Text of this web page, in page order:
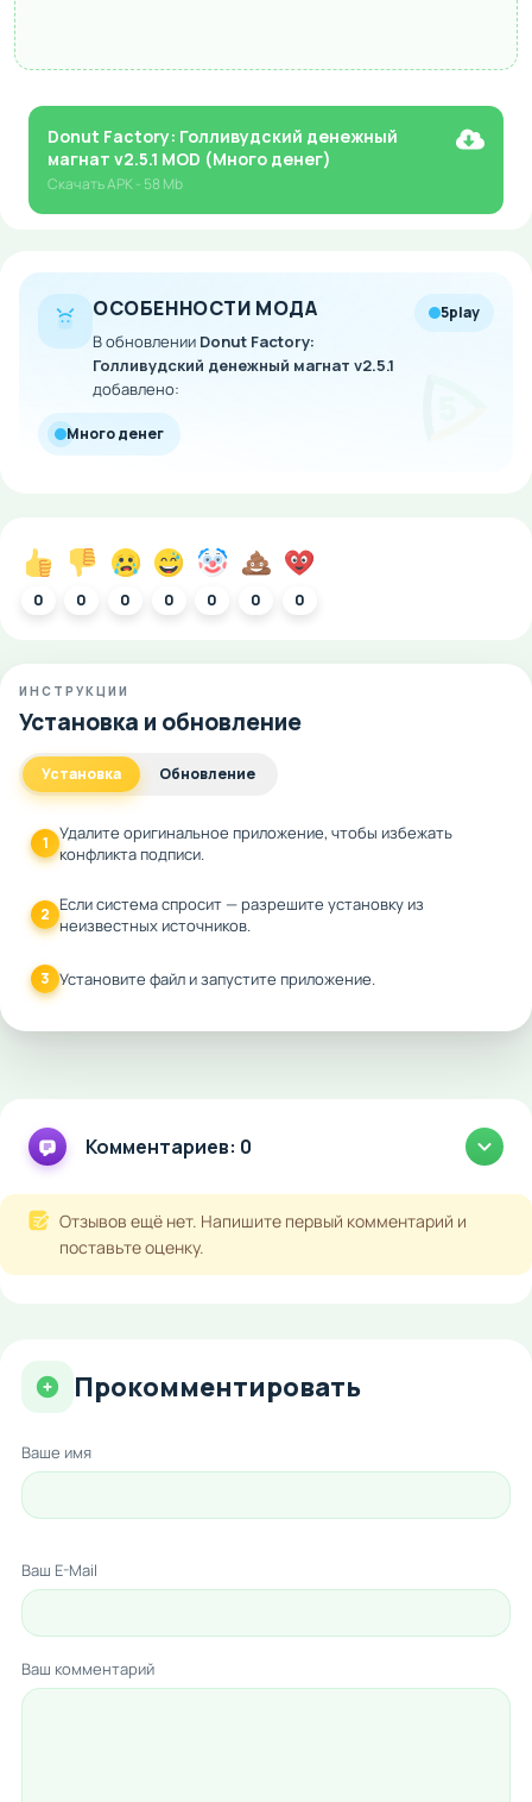
Donut Factory: Голливудский денежный
магнат v2.5.1 MOD (Много денег)
СкачатьAPK- 58 Mb
ОСОБЕННОСТИ МОДА
В обновлении Donut Factory:
Голливудский денежный магнат v2.5.1
добавлено:
5play
Много денег
0 0 0 0 0 0 0
ИНСТРУКЦИИ
Установка и обновление
Установка Обновление
1 Удалите оригинальное приложение, чтобы избежать
конфликта подписи.
2 Если система спросит — разрешите установку из
неизвестных источников.
3 Установите файл и запустите приложение.
Комментариев: 0
Отзывов ещё нет. Напишите первый комментарий и
поставьте оценку.
Прокомментировать
Ваше имя
Ваш E-Mail
Ваш комментарий